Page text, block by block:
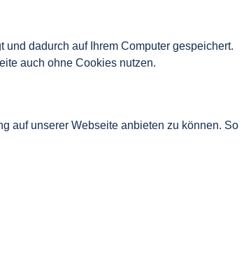
dadurch auf Ihrem Computer gespeichert.
auch ohne Cookies nutzen.
auf unserer Webseite anbieten zu können. So